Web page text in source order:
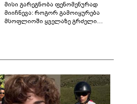
მისი გარეგნობა ფენომენურად
მიიჩნევა: როგორ გამოიყურება
მსოფლიოში ყველაზე გრძელი